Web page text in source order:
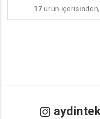
17 ürün içerisinden,